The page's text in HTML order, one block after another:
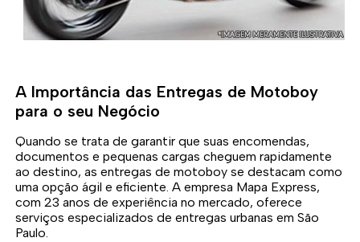
A Importância das Entregas de Motoboy
para o seu Negócio
Quando se trata de garantir que suas encomendas,
documentos e pequenas cargas cheguem rapidamente
ao destino, as entregas de motoboy se destacam como
uma opção ágil e eficiente. A empresa Mapa Express,
com 23 anos de experiência no mercado, oferece
serviços especializados de entregas urbanas em São
Paulo.